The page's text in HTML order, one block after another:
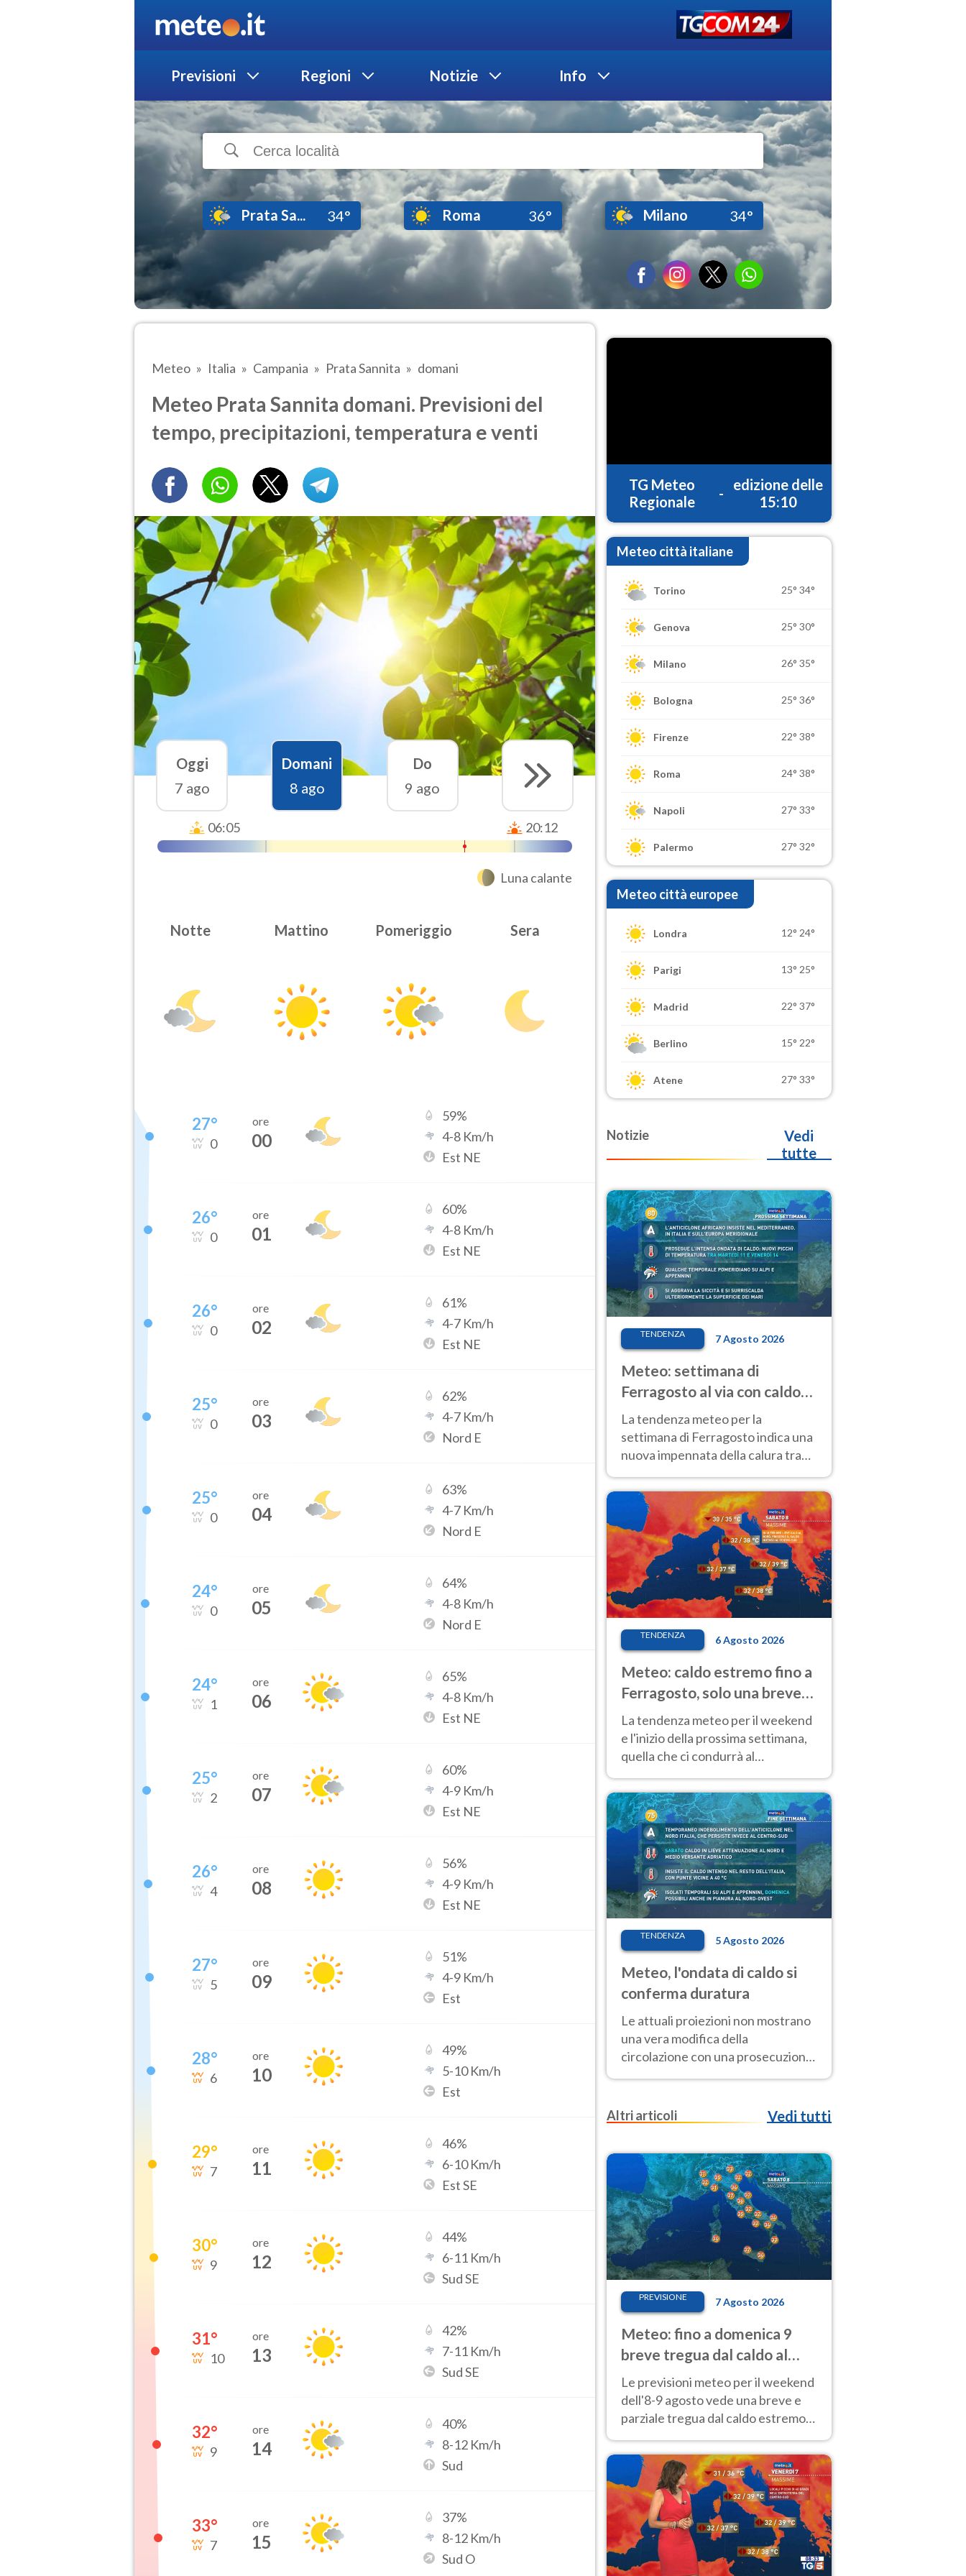
Previsioni Regioni Notizie Info
Prata Sa... 34° Roma 36° Milano 34°
Meteo Italia Campania Prata Sannita domani
Meteo Prata Sannita domani. Previsioni del
tempo, precipitazioni, temperatura e venti
Oggi
7 ago
Domani
8 ago
Do
9 ago
06:05 20:12
Luna calante
Notte Mattino Pomeriggio Sera
27°
0
ore
00
59%
4-8 Km/h
Est NE
26°
0
ore
01
60%
4-8 Km/h
Est NE
26°
0
ore
02
61%
4-7 Km/h
Est NE
25°
0
ore
03
62%
4-7 Km/h
Nord E
25°
0
ore
04
63%
4-7 Km/h
Nord E
24°
0
ore
05
64%
4-8 Km/h
Nord E
24°
1
ore
06
65%
4-8 Km/h
Est NE
25°
2
ore
07
60%
4-9 Km/h
Est NE
26°
4
ore
08
56%
4-9 Km/h
Est NE
27°
5
ore
09
51%
4-9 Km/h
Est
28°
6
ore
10
49%
5-10Km/h
Est
29°
7
ore
11
46%
6-10Km/h
Est SE
30°
9
ore
12
44%
6-11 Km/h
Sud SE
31°
10
ore
13
42%
7-11 Km/h
Sud SE
32°
9
ore
14
40%
8-12 Km/h
Sud
33°
7
ore
15
37%
8-12 Km/h
Sud O
TG Meteo
Regionale
-
edizione delle
15:10
Meteo città italiane
Torino 25° 34°
Genova 25° 30°
Milano 26° 35°
Bologna 25° 36°
Firenze 22° 38°
Roma 24° 38°
Napoli 27° 33°
Palermo 27° 32°
Meteo città europee
Londra 12° 24°
Parigi 13° 25°
Madrid 22° 37°
Berlino 15° 22°
Atene 27° 33°
Notizie
Vedi
tutte
TENDENZA 7 Agosto 2026
Meteo: settimana di
Ferragosto al via con caldo
intenso e qualche temporale
La tendenza meteo per la
settimana di Ferragosto indica una
nuova impennata della calura tra
anche al Nord.
TENDENZA 6 Agosto 2026
Meteo: caldo estremo fino a
Ferragosto, solo una breve
pausa. Ecco dove
La tendenza meteo per il weekend
e l'inizio della prossima settimana,
quella che ci condurrà al
temperature molto elevate
TENDENZA 5 Agosto 2026
Meteo, l'ondata di caldo si
conferma duratura
Le attuali proiezioni non mostrano
una vera modifica della
circolazione con una prosecuzione
del caldo fuori scala per molti
Ferragosto
Altri articoli Vedi tutti
PREVISIONE 7 Agosto 2026
Meteo: fino a domenica 9
breve tregua dal caldo al
Nord! Altrove calura e afa
Le previsioni meteo per il weekend
dell'8-9 agosto vede una breve e
parziale tregua dal caldo estremo
40 gradi.